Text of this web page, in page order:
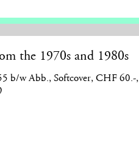
the 1970s and 1980s
b/w Abb., Softcover, CHF 60.-,